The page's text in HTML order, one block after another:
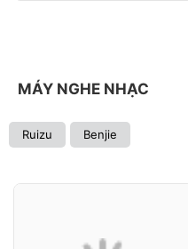
MÁY NGHE NHẠC
Ruizu Benjie